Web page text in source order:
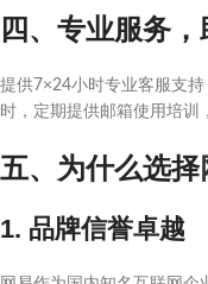
四、专业服务
提供7×24小时专业客服支
时，定期提供邮箱使用培训
五、为什么选择
1. 品牌信誉卓越